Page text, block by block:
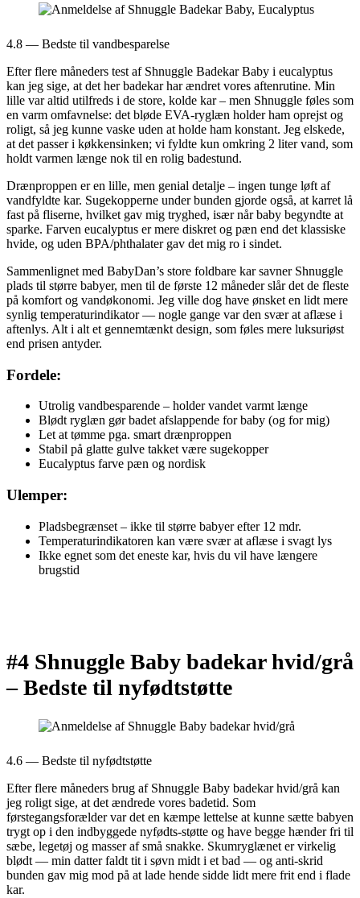
4.8 — Bedste til vandbesparelse
Efter flere måneders test af Shnuggle Badekar Baby i eucalyptus
kan jeg sige, at det her badekar har ændret vores aftenrutine. Min
lille var altid utilfreds i de store, kolde kar – men Shnuggle føles som
en varm omfavnelse: det bløde EVA-ryglæn holder ham oprejst og
roligt, så jeg kunne vaske uden at holde ham konstant. Jeg elskede,
at det passer i køkkensinken; vi fyldte kun omkring 2 liter vand, som
holdt varmen længe nok til en rolig badestund.
Drænproppen er en lille, men genial detalje – ingen tunge løft af
vandfyldte kar. Sugekopperne under bunden gjorde også, at karret lå
fast på fliserne, hvilket gav mig tryghed, især når baby begyndte at
sparke. Farven eucalyptus er mere diskret og pæn end det klassiske
hvide, og uden BPA/phthalater gav det mig ro i sindet.
Sammenlignet med BabyDan’s store foldbare kar savner Shnuggle
plads til større babyer, men til de første 12 måneder slår det de fleste
på komfort og vandøkonomi. Jeg ville dog have ønsket en lidt mere
synlig temperaturindikator — nogle gange var den svær at aflæse i
aftenlys. Alt i alt et gennemtænkt design, som føles mere luksuriøst
end prisen antyder.
Fordele:
Utrolig vandbesparende – holder vandet varmt længe
Blødt ryglæn gør badet afslappende for baby (og for mig)
Let at tømme pga. smart drænproppen
Stabil på glatte gulve takket være sugekopper
Eucalyptus farve pæn og nordisk
Ulemper:
Pladsbegrænset – ikke til større babyer efter 12 mdr.
Temperaturindikatoren kan være svær at aflæse i svagt lys
Ikke egnet som det eneste kar, hvis du vil have længere
brugstid
#4 Shnuggle Baby badekar hvid/grå
–Bedste til nyfødtstøtte
4.6 — Bedste til nyfødtstøtte
Efter flere måneders brug af Shnuggle Baby badekar hvid/grå kan
jeg roligt sige, at det ændrede vores badetid. Som
førstegangsforælder var det en kæmpe lettelse at kunne sætte babyen
trygt op i den indbyggede nyfødts-støtte og have begge hænder fri til
sæbe, legetøj og masser af små snakke. Skumryglænet er virkelig
blødt — min datter faldt tit i søvn midt i et bad — og anti-skrid
bunden gav mig mod på at lade hende sidde lidt mere frit end i flade
kar.